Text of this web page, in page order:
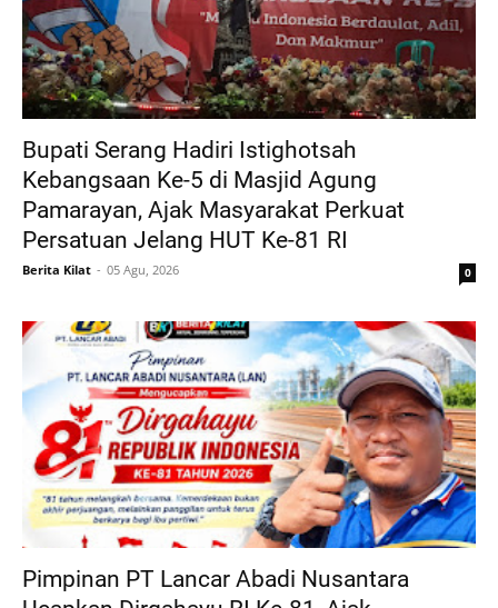
Bupati Serang Hadiri Istighotsah
Kebangsaan Ke-5 di Masjid Agung
Pamarayan, Ajak Masyarakat Perkuat
Persatuan Jelang HUT Ke-81 RI
Berita Kilat 05 Agu, 2026 0
Pimpinan PT Lancar Abadi Nusantara